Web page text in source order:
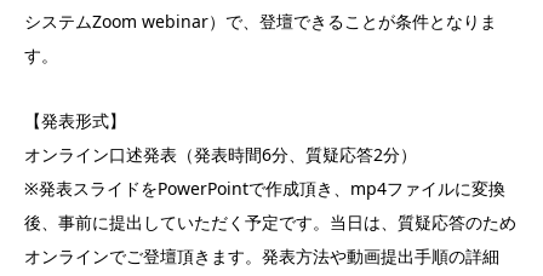
システムZoom webinar）で、登壇できることが条件となりま
す。
【発表形式】
オンライン口述発表（発表時間6分、質疑応答2分）
※発表スライドをPowerPointで作成頂き、mp4ファイルに変換
後、事前に提出していただく予定です。当日は、質疑応答のため
オンラインでご登壇頂きます。発表方法や動画提出手順の詳細